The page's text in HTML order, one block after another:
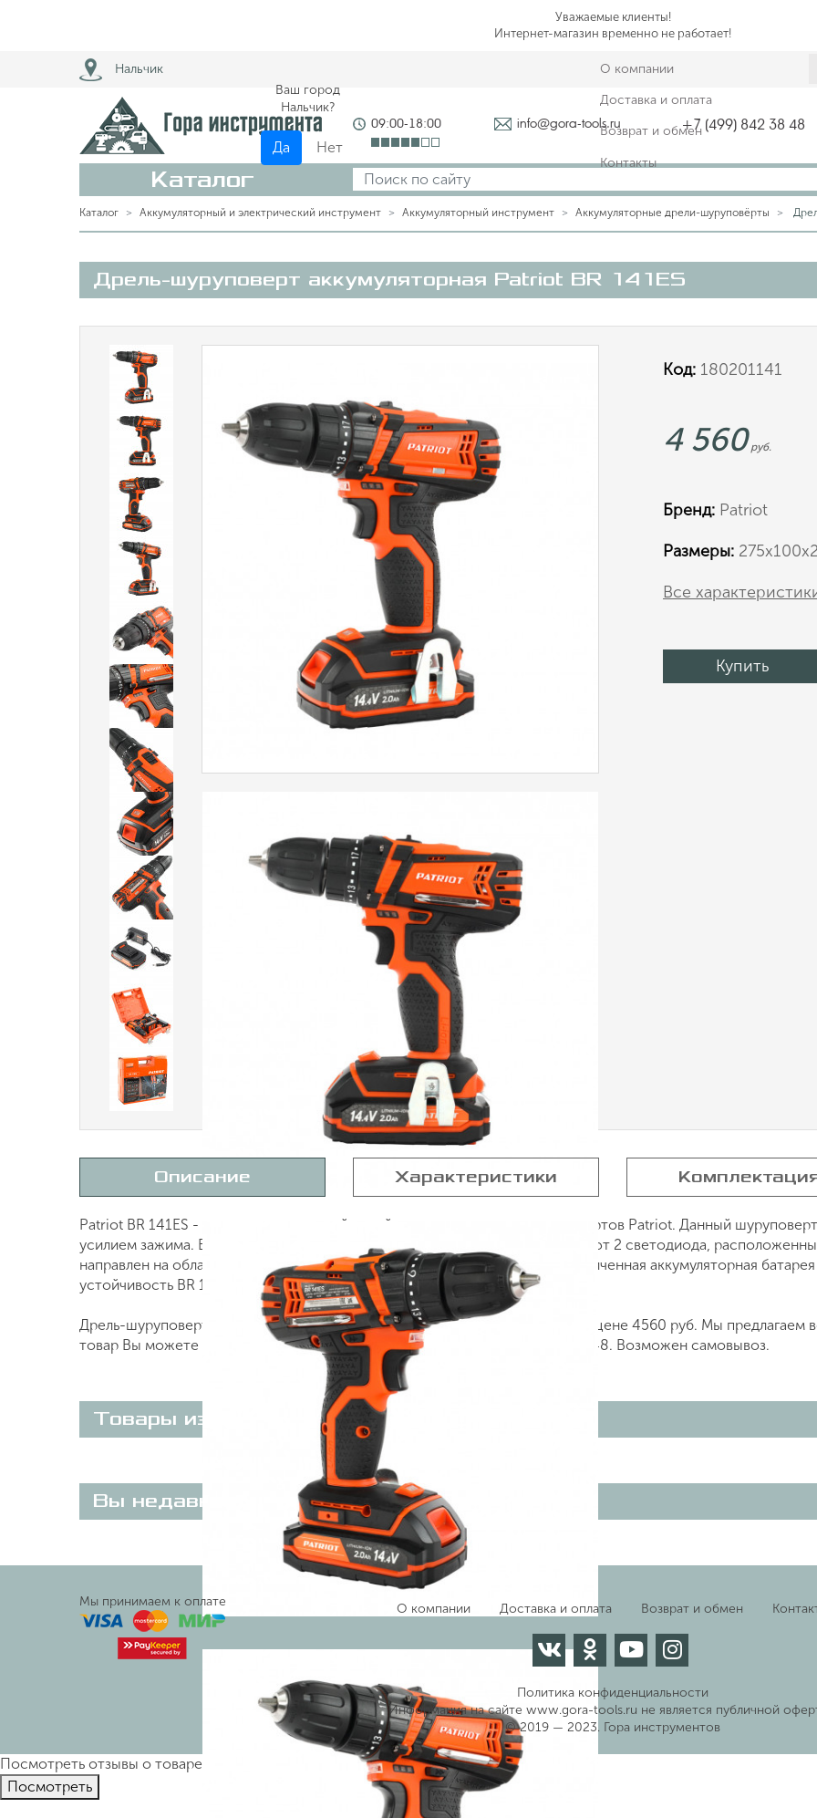
Уважаемые клиенты!
Интернет-магазин временно не работает!
Нальчик
Ваш город
Нальчик?
Да Нет
О компании
Доставка и оплата
Возврат и обмен
Контакты
09:00-18:00 info@gora-tools.ru +7 (499) 842 38 48
Каталог
Каталог Аккумуляторный и электрический инструмент Аккумуляторный инструмент Аккумуляторные дрели-шуруповёрты
Дрель-шуруповерт аккумуляторная Patriot BR 141ES
Код: 180201141
4 560 руб.
Бренд: Patriot
Размеры:
Все
Купить
Описание Характеристики
Patriot BR 141ES - представитель новой линейки аккумуляторных шуруповертов Patriot. Данный
усилием зажима. Большую площадь освещаемой поверхности обеспечивают 2 светодиода,
направлен на область под патроном, обеспечивая лучшую видимость. Увеличенная аккумуляторная
устойчивость BR 141ES.
Дрель-шуруповерт аккумуляторная Patriot BR 141ES, артикул 180201141 по цене 4560 руб. Мы
товар Вы можете on-line на нашем сайте или по телефону +7 (499) 842 38 48. Возможен самовывоз.
Товары из этой категории
Вы недавно просматривали
Мы принимаем к оплате О компании Доставка и оплата Возврат и обмен
Политика конфиденциальности
Информация на сайте www.gora-tools.ru не является публичной
© 2019 — 2023. Гора инструментов
Посмотреть отзывы о товаре
Дрель-шуруповерт аккумуляторная Patriot BR 141ES
Пocмотpеть